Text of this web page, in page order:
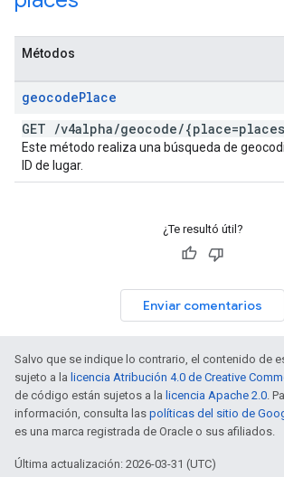
Métodos
geocodePlace
GET /v4alpha/geocode/{place=places
Este método realiza una búsqueda de
ID de lugar.
¿Te resultó útil?
Enviar comentarios
Salvo que se indique lo contrario, el contenido de
sujeto a la licencia Atribución 4.0 de Creative
de código están sujetos a la licencia Apache 2.0.
información, consulta las políticas del sitio de
es una marca registrada de Oracle o sus afiliados.
Última actualización: 2026-03-31 (UTC)